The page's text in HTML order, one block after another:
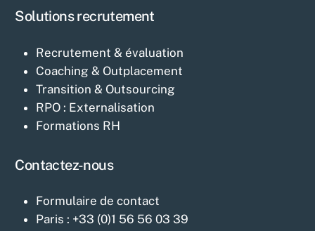
Solutions recrutement
Recrutement & évaluation
Coaching & Outplacement
Transition & Outsourcing
RPO : Externalisation
Formations RH
Contactez-nous
Formulaire de contact
Paris : +33 (0)1 56 56 03 39